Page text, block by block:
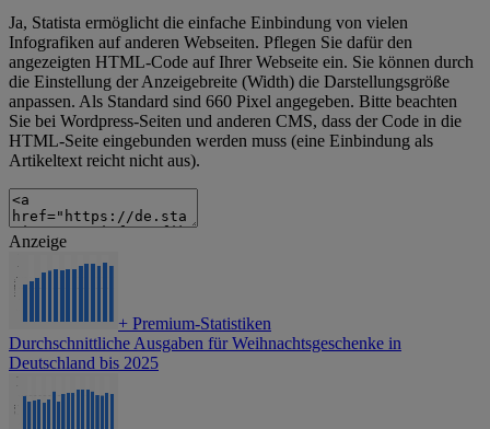
Ja, Statista ermöglicht die einfache Einbindung von vielen
Infografiken auf anderen Webseiten. Pflegen Sie dafür den
angezeigten HTML-Code auf Ihrer Webseite ein. Sie können durch
die Einstellung der Anzeigebreite (Width) die Darstellungsgröße
anpassen. Als Standard sind 660 Pixel angegeben. Bitte beachten
Sie bei Wordpress-Seiten und anderen CMS, dass der Code in die
HTML-Seite eingebunden werden muss (eine Einbindung als
Artikeltext reicht nicht aus).
Anzeige
+ Premium-Statistiken
Durchschnittliche Ausgaben für Weihnachtsgeschenke in
Deutschland bis 2025